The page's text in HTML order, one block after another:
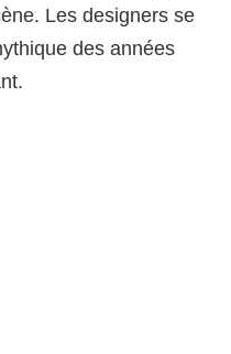
Les designers se
des années